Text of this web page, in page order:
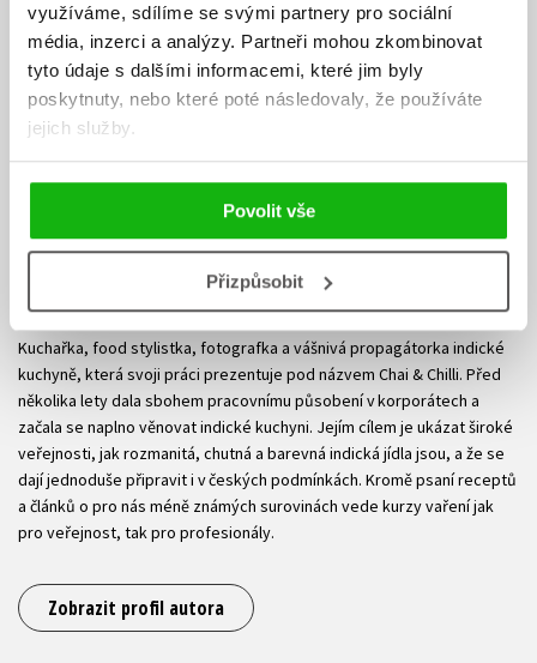
využíváme, sdílíme se svými partnery pro sociální
média, inzerci a analýzy. Partneři mohou zkombinovat
tyto údaje s dalšími informacemi, které jim byly
poskytnuty, nebo které poté následovaly, že používáte
jejich služby.
Povolit vše
Přizpůsobit
Kuchařka, food stylistka, fotografka a vášnivá propagátorka indické
kuchyně, která svoji práci prezentuje pod názvem Chai & Chilli. Před
několika lety dala sbohem pracovnímu působení v korporátech a
začala se naplno věnovat indické kuchyni. Jejím cílem je ukázat široké
veřejnosti, jak rozmanitá, chutná a barevná indická jídla jsou, a že se
dají jednoduše připravit i v českých podmínkách. Kromě psaní receptů
a článků o pro nás méně známých surovinách vede kurzy vaření jak
pro veřejnost, tak pro profesionály.
Zobrazit profil autora